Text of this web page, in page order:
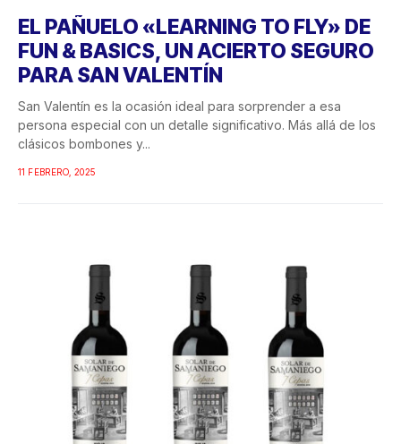
EL PAÑUELO «LEARNING TO FLY» DE
FUN & BASICS, UN ACIERTO SEGURO
PARA SAN VALENTÍN
San Valentín es la ocasión ideal para sorprender a esa
persona especial con un detalle significativo. Más allá de los
clásicos bombones y...
11 FEBRERO, 2025